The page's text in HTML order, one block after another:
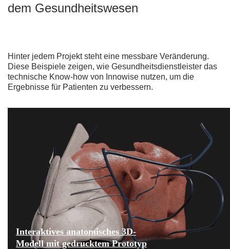
dem Gesundheitswesen
Hinter jedem Projekt steht eine messbare Veränderung.
Diese Beispiele zeigen, wie Gesundheitsdienstleister das
technische Know-how von Innowise nutzen, um die
Ergebnisse für Patienten zu verbessern.
Interaktives anatomisches 3D-
Modell mit gedrucktem Prototyp